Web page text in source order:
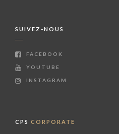
SUIVEZ-NOUS
FACEBOOK
YOUTUBE
INSTAGRAM
CPS CORPORATE